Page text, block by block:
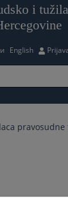
i
English
pravosudne